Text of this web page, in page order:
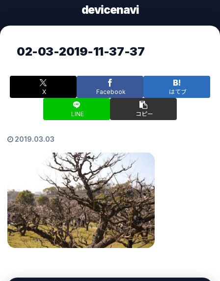
devicenavi
02-03-2019-11-37-37
X Facebook はてブ
LINE コピー
2019.03.03